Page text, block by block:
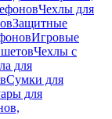
Чехлы для
Защитные
Игровые
Чехлы с
для
Сумки для
для